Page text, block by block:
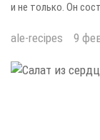
и не только. Он
ale-recipes 9